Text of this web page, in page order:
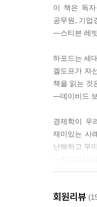
무심히 지나
경제 법칙들
마음에 드
하나의 경제
기존의 경제
비교우위
본문에서는
요약 정리함
『경제학 콘
이 책은 독
공무원, 기업
―스티븐 레
하포드는 세
겔도프가 자
책을 읽는 것
―데이비드
경제학이 우
재미있는 사
난해하고 무
―마틴 울프,
회원리뷰